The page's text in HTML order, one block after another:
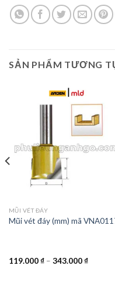
SẢN PHẨM TƯƠNG
MŨI VÉT ĐÁY
Mũi vét đáy (mm) mã
119.000₫– 343.000₫